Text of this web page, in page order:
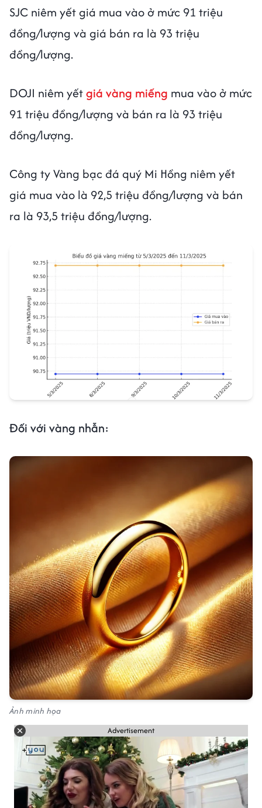
SJC niêm yết giá mua vào ở mức 91 triệu
đồng/lượng và giá bán ra là 93 triệu
đồng/lượng.
DOJI niêm yếtgiá vàng miếng mua vào ở mức
91 triệu đồng/lượng và bán ra là 93 triệu
đồng/lượng.
Công ty Vàng bạc đá quý Mi Hồng niêm yết
giá mua vào là 92,5 triệu đồng/lượng và bán
ra là 93,5 triệu đồng/lượng.
Đối với vàng nhẫn:
Ảnh minh họa
Advertisement